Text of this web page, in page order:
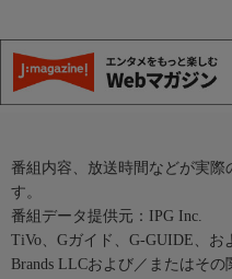
番組内容、放送時間などが実際
す。
番組データ提供元：IPG Inc.
TiVo、Gガイド、G-GUIDE、
Brands LLCおよび／またはそ